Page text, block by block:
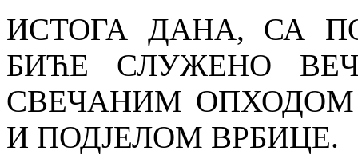
ИСТОГА ДАНА, СА
БИЋЕ СЛУЖЕНО
СВЕЧАНИМ
И ПОДЈЕЛОМ ВРБИЦЕ.